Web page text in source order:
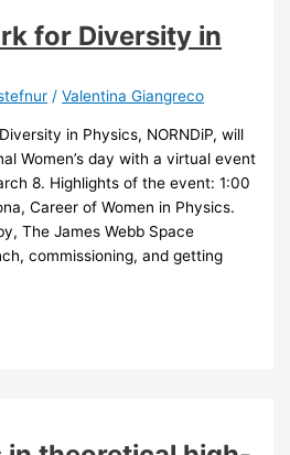
for Diversity in
/Valentina Giangreco
in Physics, NORNDiP, will
Women’s day with a virtual event
8. Highlights of the event: 1:00
Career of Women in Physics.
The James Webb Space
commissioning, and getting